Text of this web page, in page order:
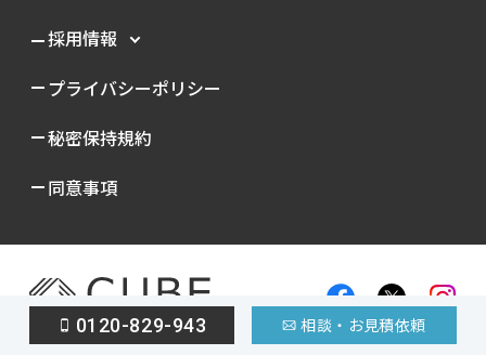
採用情報
プライバシーポリシー
秘密保持規約
同意事項
0120-829-943 相談・お見積依頼